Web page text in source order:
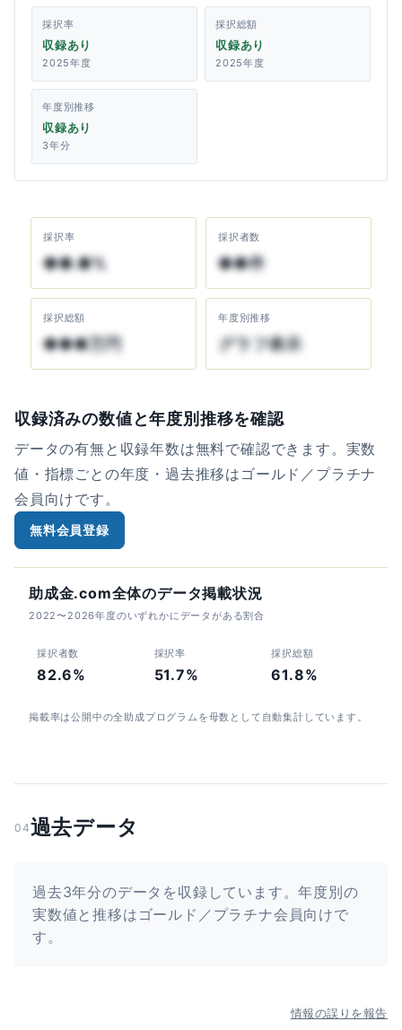
採択率
収録あり
2025年度
採択総額
収録あり
2025年度
年度別推移
収録あり
3年分
採択率
●●.●%
採択者数
●●件
採択総額
●●●万円
年度別推移
グラフ表示
収録済みの数値と年度別推移を確認
データの有無と収録年数は無料で確認できます。実数
値・指標ごとの年度・過去推移はゴールド／プラチナ
会員向けです。
無料会員登録
助成金.com全体のデータ掲載状況
2022〜2026年度のいずれかにデータがある割合
採択者数
82.6%
採択率
51.7%
採択総額
61.8%
掲載率は公開中の全助成プログラムを母数として自動集計しています。
04過去データ
過去3年分のデータを収録しています。年度別の
実数値と推移はゴールド／プラチナ会員向けで
す。
情報の誤りを報告